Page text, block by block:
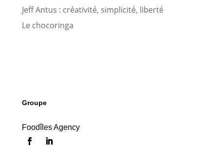
Jeff Antus : créativité, simplicité, liberté
Le chocoringa
Groupe
Foodîles Agency